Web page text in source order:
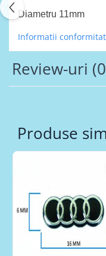
Diametru 11mm
Informatii
Review-uri
Produse